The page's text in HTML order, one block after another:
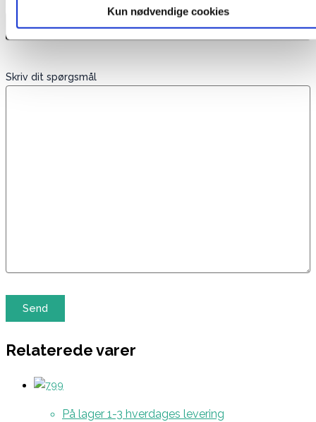
Kun nødvendige cookies
Skriv dit spørgsmål
Relaterede varer
På lager 1-3 hverdages levering